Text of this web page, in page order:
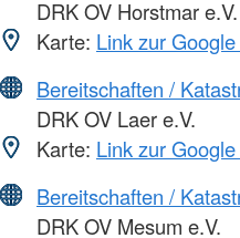
DRK OV Horstmar e.V.
Karte: Link zur
Bereitschaften /
DRK OV Laer e.V.
Karte: Link zur
Bereitschaften /
DRK OV Mesum e.V.